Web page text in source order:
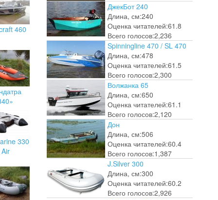
460
330
Air
ДжекБот 240
Длина, см:240
Оценка читателей:61.8
Всего голосов:2,236
Spinningline 470 / SL 470
Длина, см:478
Оценка читателей:61.5
Всего голосов:2,300
Волжанка 65
Длина, см:650
Оценка читателей:61.1
Всего голосов:2,120
Дон
Длина, см:506
Оценка читателей:60.4
Всего голосов:1,387
J.Silver 300
Длина, см:300
Оценка читателей:60.2
Всего голосов:2,926